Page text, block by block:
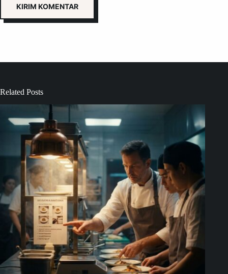
KIRIM KOMENTAR
Related Posts